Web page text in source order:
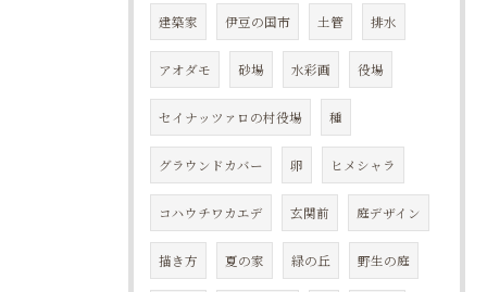
建築家 伊豆の国市 土管 排水
アオダモ 砂場 水彩画 役場
セイナッツァロの村役場 種
グラウンドカバー 卵 ヒメシャラ
コハウチワカエデ 玄関前 庭デザイン
描き方 夏の家 緑の丘 野生の庭